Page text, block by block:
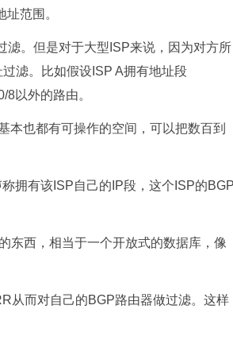
范围。
滤。但是对于大型ISP来说，因为对方所
滤。比如假设ISP A拥有地址段
以外的路由。
本也都有可操作的空间，可以把数百到
拥有该ISP自己的IP段，这个ISP的
东西，相当于一个开放式的数据库，像
从而对自己的BGP路由器做过滤。这样